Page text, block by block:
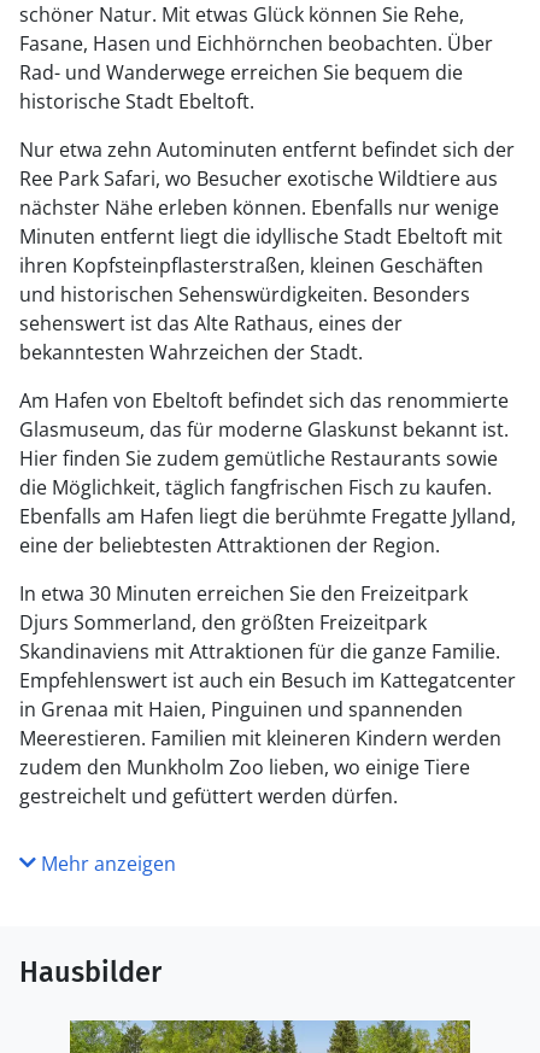
schöner Natur. Mit etwas Glück können Sie Rehe,
Fasane, Hasen und Eichhörnchen beobachten. Über
Rad- und Wanderwege erreichen Sie bequem die
historische Stadt Ebeltoft.
Nur etwa zehn Autominuten entfernt befindet sich der
Ree Park Safari, wo Besucher exotische Wildtiere aus
nächster Nähe erleben können. Ebenfalls nur wenige
Minuten entfernt liegt die idyllische Stadt Ebeltoft mit
ihren Kopfsteinpflasterstraßen, kleinen Geschäften
und historischen Sehenswürdigkeiten. Besonders
sehenswert ist das Alte Rathaus, eines der
bekanntesten Wahrzeichen der Stadt.
Am Hafen von Ebeltoft befindet sich das renommierte
Glasmuseum, das für moderne Glaskunst bekannt ist.
Hier finden Sie zudem gemütliche Restaurants sowie
die Möglichkeit, täglich fangfrischen Fisch zu kaufen.
Ebenfalls am Hafen liegt die berühmte Fregatte Jylland,
eine der beliebtesten Attraktionen der Region.
In etwa 30 Minuten erreichen Sie den Freizeitpark
Djurs Sommerland, den größten Freizeitpark
Skandinaviens mit Attraktionen für die ganze Familie.
Empfehlenswert ist auch ein Besuch im Kattegatcenter
in Grenaa mit Haien, Pinguinen und spannenden
Meerestieren. Familien mit kleineren Kindern werden
zudem den Munkholm Zoo lieben, wo einige Tiere
gestreichelt und gefüttert werden dürfen.
Mehr anzeigen
Hausbilder